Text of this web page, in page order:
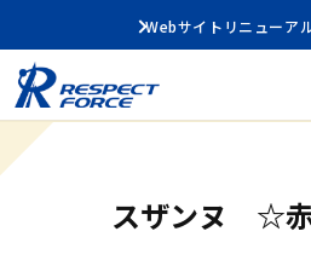
Webサイトリニューア
スザンヌ ☆